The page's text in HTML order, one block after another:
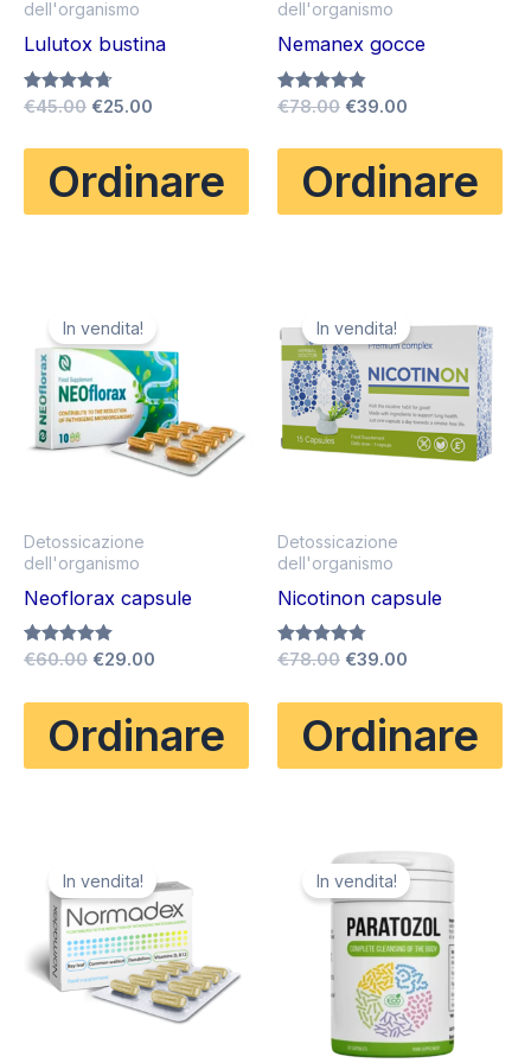
dell'organismo
Lulutox bustina
Valutato
€45.00 Il
originale
era:
€45.00.
€25.00
attuale
è:
€25.00.
Ordinare
dell'organismo
Nemanex gocce
Valutato
€78.00 Il
originale
era:
€78.00.
€39.00
attuale
è:
€39.00.
Ordinare
In vendita!
Detossicazione
dell'organismo
Neoflorax capsule
Valutato
€60.00 Il
originale
era:
€60.00.
€29.00
attuale
è:
€29.00.
Ordinare
In vendita!
Detossicazione
dell'organismo
Nicotinon capsule
Valutato
€78.00 Il
originale
era:
€78.00.
€39.00
attuale
è:
€39.00.
Ordinare
In vendita! In vendita!